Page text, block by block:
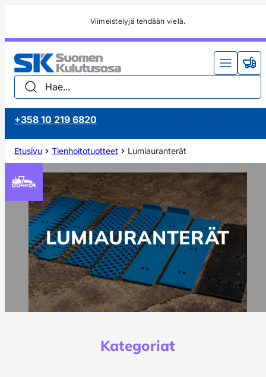
Soita suoraan, jos kohtaat ongelman.
Hae...
Valikko
(0)
(0)
+358 10 219 6820
Etusivu Tienhoito­­tuotteet Lumiauranterät
LUMIAURANTERÄT
Kategoriat